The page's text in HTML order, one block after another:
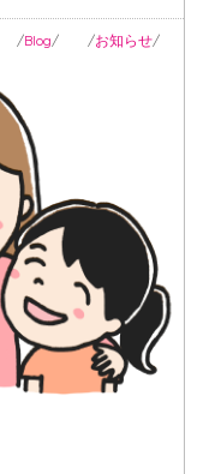
Blog お知らせ